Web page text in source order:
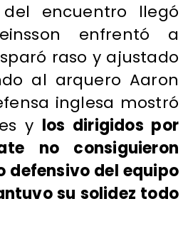
encuentro llegó
enfrentó a
raso y ajustado
al arquero Aaron
inglesa mostró
y los dirigidos por
no consiguieron
defensivo del equipo
su solidez todo